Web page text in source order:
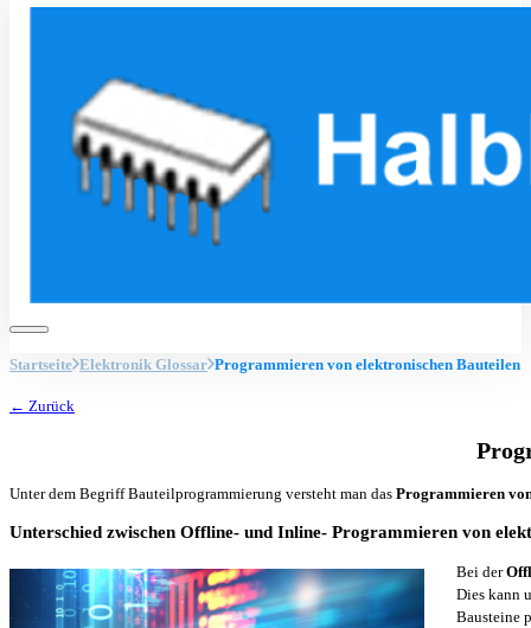
Startseite Elektronik Glossar Programmieren von elektronischen Bauteilen
← Zurück
Unter dem Begriff Bauteilprogrammierung versteht man das Programmieren
Unterschied zwischen Offline- und Inline- Programmieren von
Bei der
Dies kann
Bausteine